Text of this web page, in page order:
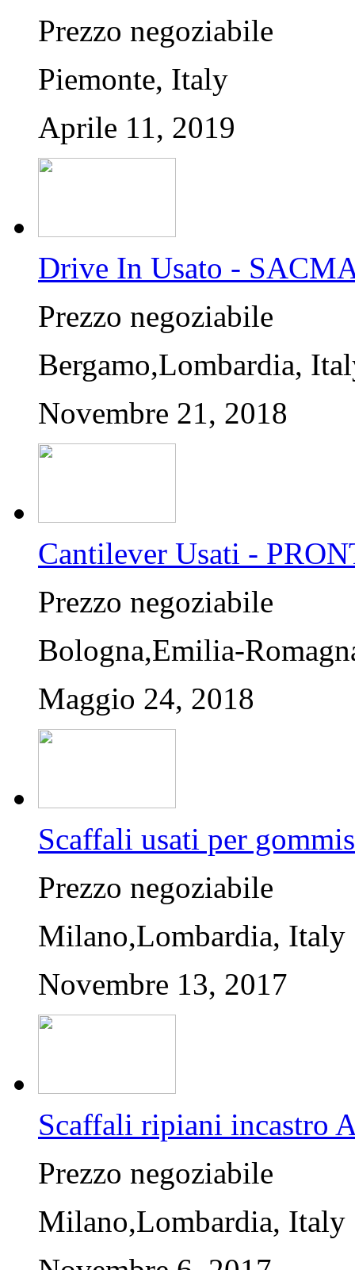
Prezzo negoziabile
Piemonte, Italy
Aprile 11, 2019
Drive In Usato -
Prezzo negoziabile
Bergamo,Lombardia,
Novembre 21, 2018
Cantilever Usati -
Prezzo negoziabile
Bologna,Emilia-
Maggio 24, 2018
Scaffali usati per
Prezzo negoziabile
Milano,Lombardia, Italy
Novembre 13, 2017
Scaffali ripiani incastro
Prezzo negoziabile
Milano,Lombardia, Italy